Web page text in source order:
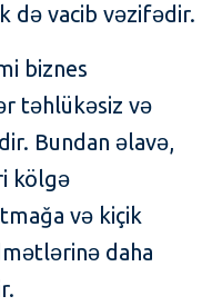
də vacib vəzifədir.
biznes
təhlükəsiz və
Bundan əlavə,
kölgə
və kiçik
daha